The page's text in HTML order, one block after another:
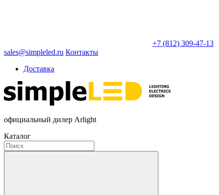
+7 (812) 309-47-13
sales@simpleled.ru Контакты
Доставка
официальный дилер Arlight
Каталог